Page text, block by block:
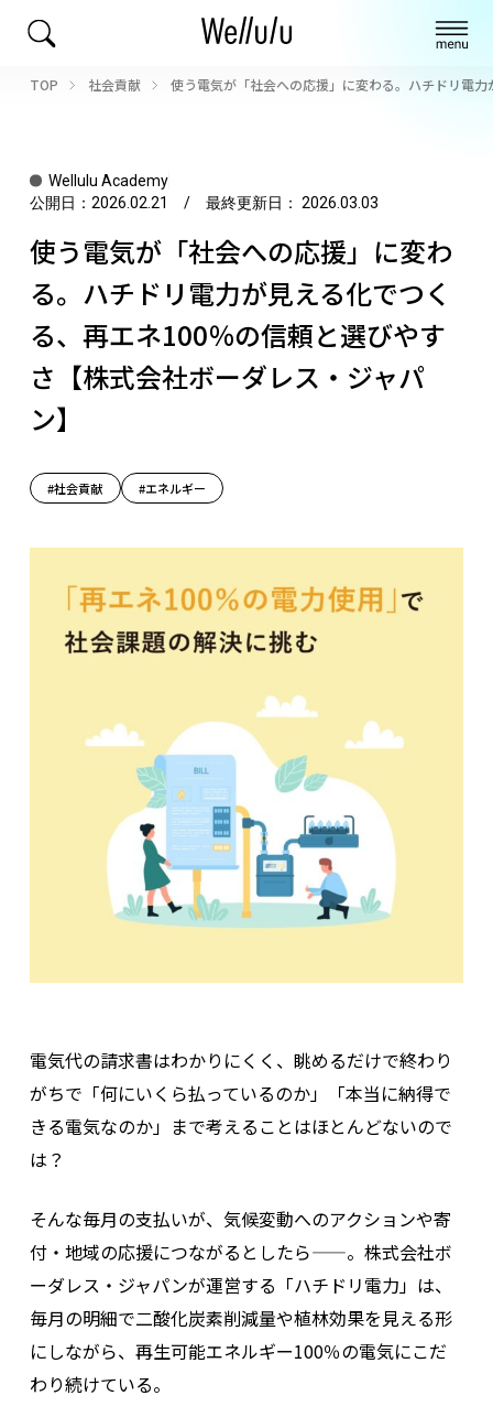
TOP 社会貢献 使う電気が「社会への応援」に変わる。ハチドリ電
Wellulu Academy
公開日： 2026.02.21 / 最終更新日： 2026.03.03
使う電気が「社会への応援」に変わ
る。ハチドリ電力が見える化でつく
る、再エネ100％の信頼と選びやす
さ【株式会社ボーダレス・ジャパ
ン】
#社会貢献 #エネルギー
電気代の請求書はわかりにくく、眺めるだけで終わり
がちで「何にいくら払っているのか」「本当に納得で
きる電気なのか」まで考えることはほとんどないので
は？
そんな毎月の支払いが、気候変動へのアクションや寄
付・地域の応援につながるとしたら——。株式会社ボ
ーダレス・ジャパンが運営する「ハチドリ電力」は、
毎月の明細で二酸化炭素削減量や植林効果を見える形
にしながら、再生可能エネルギー100％の電気にこだ
わり続けている。